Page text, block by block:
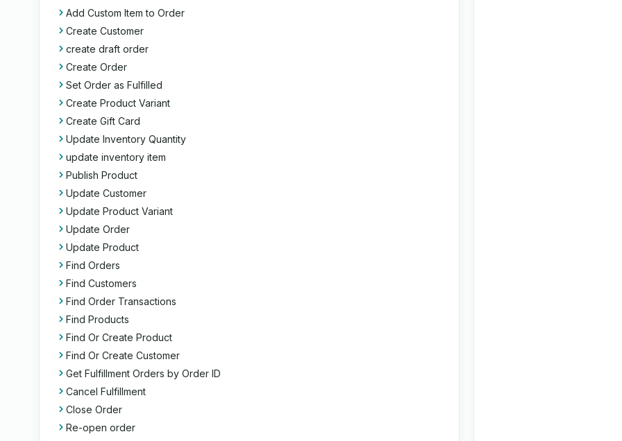
Add Custom Item to Order
Create Customer
create draft order
Create Order
Set Order as Fulfilled
Create Product Variant
Create Gift Card
Update Inventory Quantity
update inventory item
Publish Product
Update Customer
Update Product Variant
Update Order
Update Product
Find Orders
Find Customers
Find Order Transactions
Find Products
Find Or Create Product
Find Or Create Customer
Get Fulfillment Orders by Order ID
Cancel Fulfillment
Close Order
Re-open order